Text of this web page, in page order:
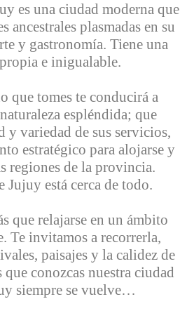
es una ciudad moderna que
ancestrales plasmadas en su
y gastronomía. Tiene una
e inigualable.
que tomes te conducirá a
espléndida; que
y variedad de sus servicios,
estratégico para alojarse y
regiones de la provincia.
Jujuy está cerca de todo.
que relajarse en un ámbito
Te invitamos a recorrerla,
paisajes y la calidez de
que conozcas nuestra ciudad
siempre se vuelve…